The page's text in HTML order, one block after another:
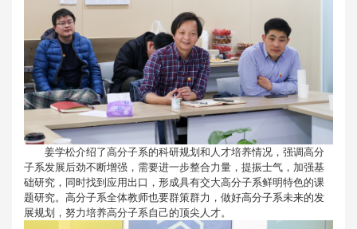
姜学松介绍了高分子系的科研规划和人才培养情况，强调高分
子系发展后劲不断增强，需要进一步整合力量，提振士气，加强基
础研究，同时找到应用出口，形成具有交大高分子系鲜明特色的课
题研究。高分子系全体教师也要群策群力，做好高分子系未来的发
展规划，努力培养高分子系自己的顶尖人才。